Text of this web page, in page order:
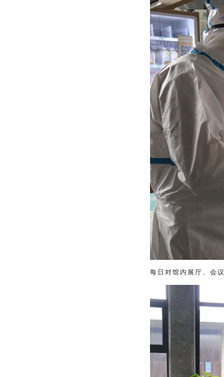
每日对馆内展厅、会